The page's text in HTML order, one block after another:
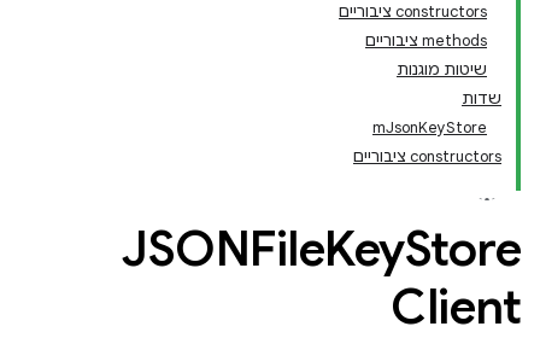
‫constructors ציבוריים
‫methods ציבוריים
שיטות מוגנות
שדות
mJsonKeyStore
‫constructors ציבוריים
JSONFileKeyStore
Client